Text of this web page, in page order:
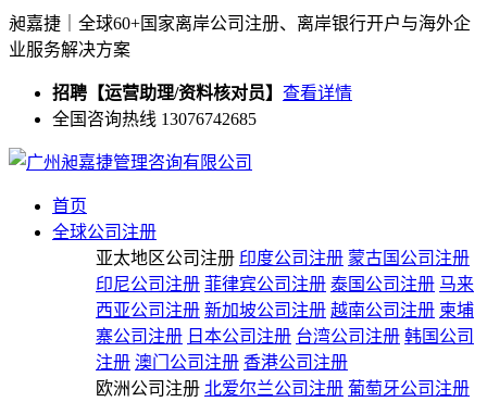
昶嘉捷｜全球60+国家离岸公司注册、离岸银行开户与海外企
业服务解决方案
招聘【运营助理/资料核对员】 查看详情
全国咨询热线 13076742685
首页
全球公司注册
亚太地区公司注册 印度公司注册 蒙古国公司注册
印尼公司注册 菲律宾公司注册 泰国公司注册 马来
西亚公司注册 新加坡公司注册 越南公司注册 柬埔
寨公司注册 日本公司注册 台湾公司注册 韩国公司
注册 澳门公司注册 香港公司注册
欧洲公司注册 北爱尔兰公司注册 葡萄牙公司注册